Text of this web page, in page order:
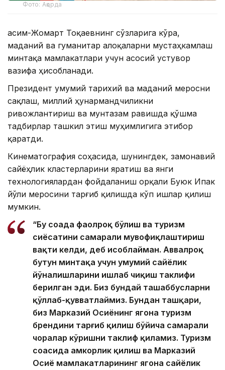
Фото: Ақорда
Қасим-Жомарт Тоқаевнинг сўзларига кўра,
маданий ва гуманитар алоқаларни мустаҳкамлаш
минтақа мамлакатлари учун асосий устувор
вазифа ҳисобланади.
Президент умумий тарихий ва маданий меросни
сақлаш, миллий ҳунармандчиликни
ривожлантириш ва мунтазам равишда қўшма
тадбирлар ташкил этиш муҳимлигига этибор
қаратди.
Кинематография соҳасида, шунингдек, замонавий
сайёҳлик кластерларини яратиш ва янги
технологиялардан фойдаланиш орқали Буюк Ипак
йўли меросини тарғиб қилишда кўп ишлар қилиш
мумкин.
“Бу соҳада фаолроқ бўлиш ва туризм
сиёсатини самарали мувофиқлаштириш
вақти келди, деб ҳисоблайман. Аввалроқ
бутун минтақа учун умумий сайёҳлик
йўналишларини ишлаб чиқиш таклифи
берилган эди. Биз бундай ташаббусларни
қўллаб-қувватлаймиз. Бундан ташқари,
биз Марказий Осиёнинг ягона туризм
брендини тарғиб қилиш бўйича самарали
чоралар кўришни таклиф қиламиз. Туризм
соҳасида ҳамкорлик қилиш ва Марказий
Осиё мамлакатларининг ягона сайёҳлик